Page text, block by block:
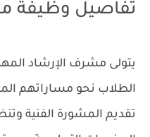
تفاصيل وظيفة
يتولى مشرف الإرشاد
الطلاب نحو مساراتهم
تقديم المشورة الفنية